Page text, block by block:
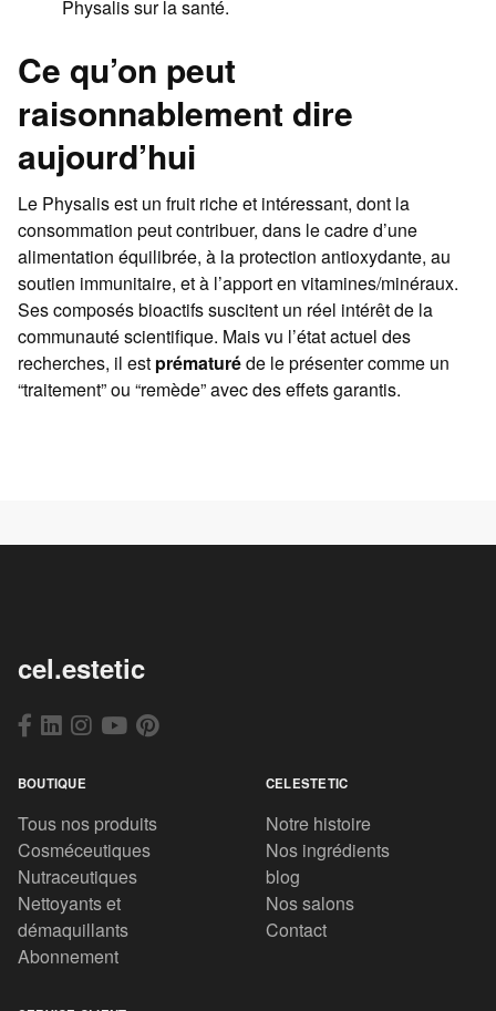
Physalis sur la santé.
Ce qu’on peut
raisonnablement dire
aujourd’hui
Le Physalis est un fruit riche et intéressant, dont la
consommation peut contribuer, dans le cadre d’une
alimentation équilibrée, à la protection antioxydante, au
soutien immunitaire, et à l’apport en vitamines/minéraux.
Ses composés bioactifs suscitent un réel intérêt de la
communauté scientifique. Mais vu l’état actuel des
recherches, il est prématuréde le présenter comme un
“traitement” ou “remède” avec des effets garantis.
cel.estetic
BOUTIQUE
Tous nos produits
Cosméceutiques
Nutraceutiques
Nettoyants et
démaquillants
Abonnement
CELESTETIC
Notre histoire
Nos ingrédients
blog
Nos salons
Contact